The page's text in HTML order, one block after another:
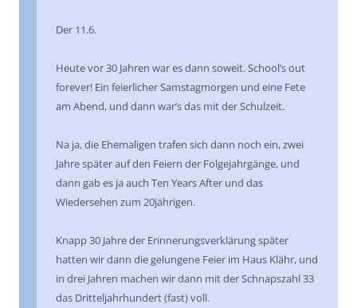
Der 11.6.
Heute vor 30 Jahren war es dann soweit. School’s out
forever! Ein feierlicher Samstagmorgen und eine Fete
am Abend, und dann war’s das mit der Schulzeit.
Na ja, die Ehemaligen trafen sich dann noch ein, zwei
Jahre später auf den Feiern der Folgejahrgänge, und
dann gab es ja auch Ten Years After und das
Wiedersehen zum 20jährigen.
Knapp 30 Jahre der Erinnerungsverklärung später
hatten wir dann die gelungene Feier im Haus Klähr, und
in drei Jahren machen wir dann mit der Schnapszahl 33
das Dritteljahrhundert (fast) voll.